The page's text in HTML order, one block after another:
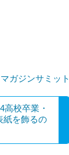
マガジンサミット
高校卒業・
紙を飾るの